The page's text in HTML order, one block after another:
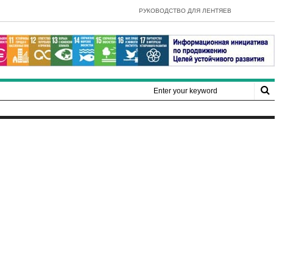
- E-Government Development
РУКОВОДСТВО ДЛЯ ЛЕНТЯЕВ